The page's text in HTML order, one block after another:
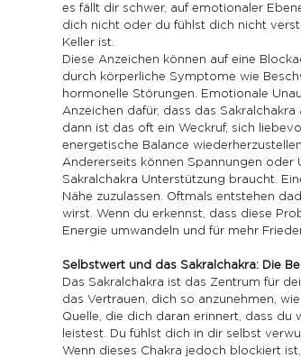
es fällt dir schwer, auf emotionaler
dich nicht oder du fühlst dich nicht
Keller ist.
Diese Anzeichen können auf eine
durch körperliche Symptome wie
hormonelle Störungen. Emotionale
Anzeichen dafür, dass das
dann ist das oft ein Weckruf, sich
energetische Balance wiederherzustellen.
Andererseits können Spannungen oder
Sakralchakra Unterstützung braucht.
Nähe zuzulassen. Oftmals entstehen
wirst. Wenn du erkennst, dass diese
Energie umwandeln und für mehr
Selbstwert und das Sakralchakra: Die
Das Sakralchakra ist das Zentrum für
das Vertrauen, dich so anzunehmen,
Quelle, die dich daran erinnert, dass
leistest. Du fühlst dich in dir selbst
Wenn dieses Chakra jedoch blockiert